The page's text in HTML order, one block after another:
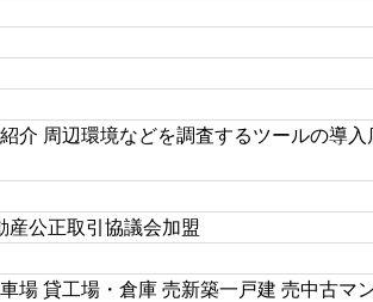
介 周辺環境などを調査するツールの導
産公正取引協議会加盟
場 貸工場・倉庫 売新築一戸建 売中古マ